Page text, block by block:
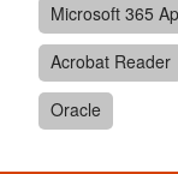
Microsoft 365
Acrobat Reader
Oracle